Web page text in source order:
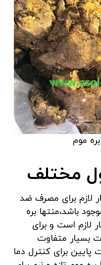
موم
مختلف
لازم برای مصرف ضد
باشد،منتها بره
لازم است و برای
بسیار متفاوت
برای کنترل دما